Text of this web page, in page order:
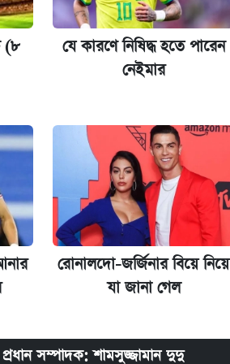
(৮
যে কারণে নিষিদ্ধ হতে পারেন
নেইমার
রোনালদো-জর্জিনার বিয়ে নিয়ে
যা জানা গেল
প্রধান সম্পাদক: শামসুজ্জামান দুদু